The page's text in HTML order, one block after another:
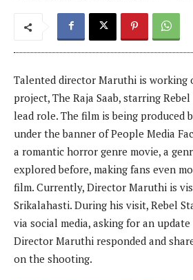
Talented director Maruthi is working
project, The Raja Saab, starring
lead role. The film is being produced
under the banner of People Media
a romantic horror genre movie, a
explored before, making fans even
film. Currently, Director Maruthi is
Srikalahasti. During his visit, Rebel
via social media, asking for an
Director Maruthi responded and
on the shooting.